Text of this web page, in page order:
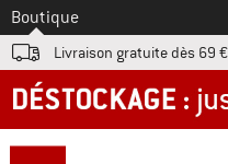
Vers le
Boutique
Livraison gratuite dès 69
DÉSTOCKAGE : jusqu'à -60 %